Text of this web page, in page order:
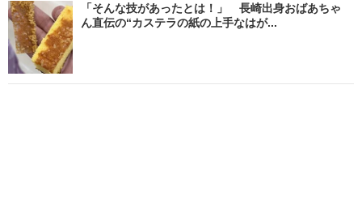
「そんな技があったとは！」 長崎出身おばあちゃ
ん直伝の“カステラの紙の上手なはが...